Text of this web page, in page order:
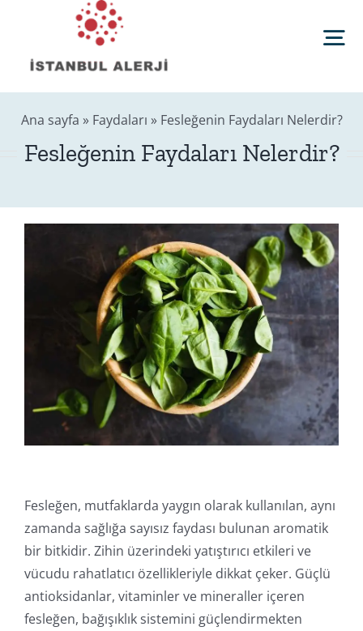
content
Anasayfa
Sağlık Rehberi
Editörler
Blog
İletişim
Online İşlemler
Ana sayfa » Faydaları » Fesleğenin Faydaları Nelerdir?
Fesleğenin Faydaları Nelerdir?
Fesleğen, mutfaklarda yaygın olarak kullanılan, aynı
zamanda sağlığa sayısız faydası bulunan aromatik
bir bitkidir. Zihin üzerindeki yatıştırıcı etkileri ve
vücudu rahatlatıcı özellikleriyle dikkat çeker. Güçlü
antioksidanlar, vitaminler ve mineraller içeren
fesleğen, bağışıklık sistemini güçlendirmekten